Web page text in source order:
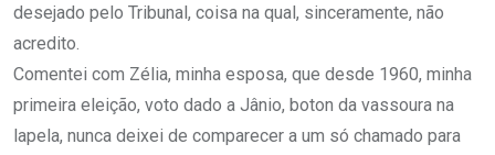
desejado pelo Tribunal, coisa na qual, sinceramente, não
acredito.
Comentei com Zélia, minha esposa, que desde 1960, minha
primeira eleição, voto dado a Jânio, boton da vassoura na
lapela, nunca deixei de comparecer a um só chamado para